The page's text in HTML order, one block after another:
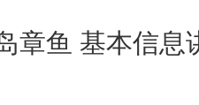
章鱼 基本信息